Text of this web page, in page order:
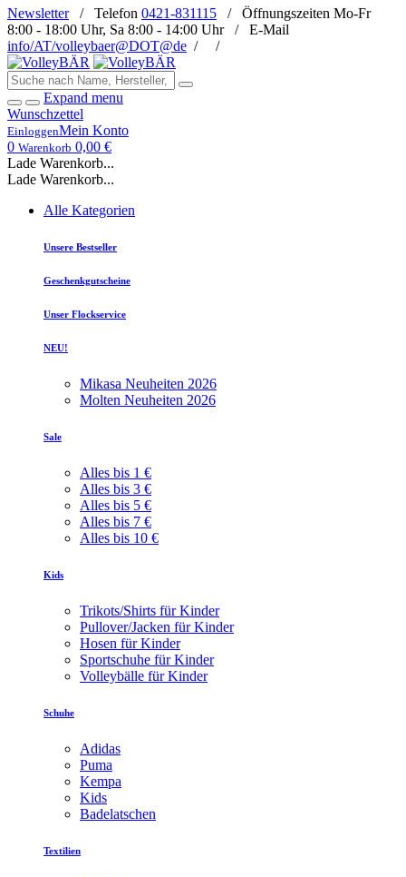
Newsletter/ Telefon 0421-831115 / Öffnungszeiten Mo-Fr
8:00 - 18:00 Uhr, Sa 8:00 - 14:00 Uhr / E-Mail
info/AT/volleybaer@DOT@de / /
Expand menu
Wunschzettel
EinloggenMein Konto
0 Warenkorb 0,00 €
Lade Warenkorb...
Lade Warenkorb...
Alle Kategorien
Unsere Bestseller
Geschenkgutscheine
Unser Flockservice
NEU!
Mikasa Neuheiten 2026
Molten Neuheiten 2026
Sale
Alles bis 1 €
Alles bis 3 €
Alles bis 5 €
Alles bis 7 €
Alles bis 10 €
Kids
Trikots/Shirts für Kinder
Pullover/Jacken für Kinder
Hosen für Kinder
Sportschuhe für Kinder
Volleybälle für Kinder
Schuhe
Adidas
Puma
Kempa
Kids
Badelatschen
Textilien